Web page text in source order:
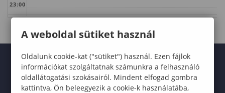
23:00
A weboldal sütiket használ
Oldalunk cookie-kat ("sütiket") használ. Ezen fájlok
információkat szolgáltatnak számunkra a felhasználó
oldallátogatási szokásairól. Mindent elfogad gombra
kattintva, Ön beleegyezik a cookie-k használatába,